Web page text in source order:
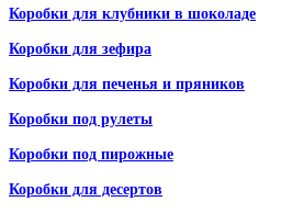
Коробки для клубники в шоколаде
Коробки для зефира
Коробки для печенья и пряников
Коробки под рулеты
Коробки под пирожные
Коробки для десертов